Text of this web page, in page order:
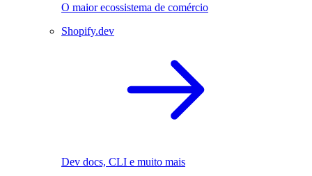
O maior ecossistema de comércio
Shopify.dev
Dev docs, CLI e muito mais